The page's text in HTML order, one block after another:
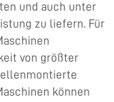
und auch unter
zu liefern. Für
von größter
können